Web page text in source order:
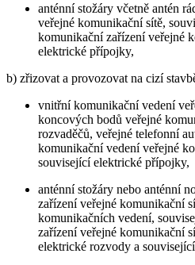
anténní stožáry včetně antén
veřejné komunikační sítě,
komunikační zařízení veřejné
elektrické přípojky,
b) zřizovat a provozovat na cizí
vnitřní komunikační vedení
koncových bodů veřejné
rozvaděčů, veřejné telefonní
komunikační vedení veřejné
související elektrické přípojky,
anténní stožáry nebo anténní
zařízení veřejné komunikační
komunikačních vedení,
zařízení veřejné komunikační
elektrické rozvody a